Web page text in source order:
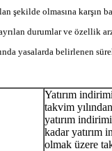
olmasına karşın
durumlar ve özellik
yasalarda belirlenen
Yatırım
takvim
yatırım
kadar yatırım
olmak üzere